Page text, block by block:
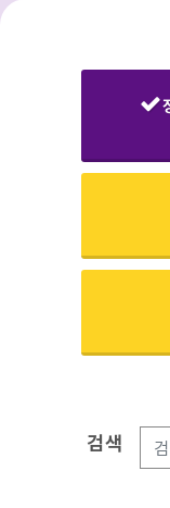
검색옵
검색